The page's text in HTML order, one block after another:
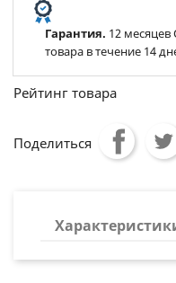
Гарантия. 12
товара в течение 14
Рейтинг товара
Поделиться